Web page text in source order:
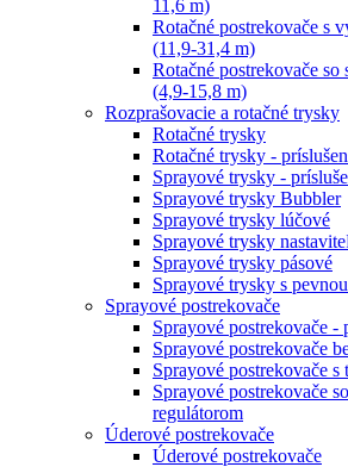
11,6 m)
Rotačné postrekovače s
(11,9-31,4 m)
Rotačné postrekovače
(4,9-15,8 m)
Rozprašovacie a rotačné trysky
Rotačné trysky
Rotačné trysky -
Sprayové trysky -
Sprayové trysky Bubbler
Sprayové trysky lúčové
Sprayové trysky
Sprayové trysky pásové
Sprayové trysky s
Sprayové postrekovače
Sprayové postrekovače -
Sprayové postrekovače
Sprayové postrekovače s
Sprayové postrekovače
regulátorom
Úderové postrekovače
Úderové postrekovače